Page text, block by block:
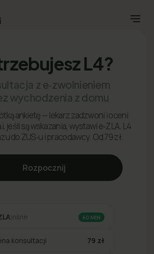
L4?
z e‑zwolnieniem
wychodzenia z domu
ankietę — lekarz zadzwoni i oceni
jeśli są wskazania, wystawi e‑ZLA. L4
do ZUS‑u i pracodawcy. Od 79 zł.
Rozpocznij
online 60 MIN
konsultacji 79 zł